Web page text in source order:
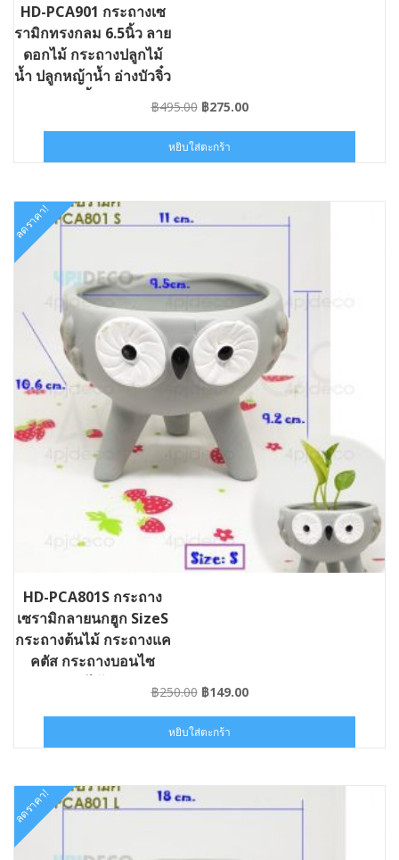
HD-PCA901 กระถางเซ
รามิกทรงกลม 6.5นิ้ว ลาย
ดอกไม้ กระถางปลูกไม้
น้ำ ปลูกหญ้าน้ำ อ่างบัวจิ๋ว
อ่างเลี้ยงปลา
฿495.00 Original
was:
฿495.00.
฿275.00Current
฿275.00.
หยิบใส่ตะกร้า
ลดราคา!
HD-PCA801S กระถาง
เซรามิกลายนกฮูก SizeS
กระถางต้นไม้ กระถางแค
คตัส กระถางบอนไซ
กระถางไม้ประดับ
฿250.00 Original
was:
฿250.00.
฿149.00Current
฿149.00.
หยิบใส่ตะกร้า
ลดราคา!